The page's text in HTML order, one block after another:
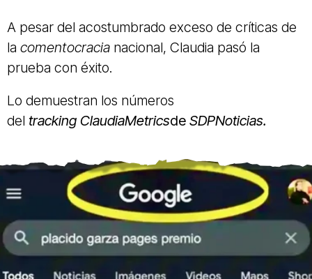
A pesar del acostumbrado exceso de críticas de
la comentocracia nacional, Claudia pasó la
prueba con éxito.
Lo demuestran los números
del tracking ClaudiaMetricsde SDPNoticias.